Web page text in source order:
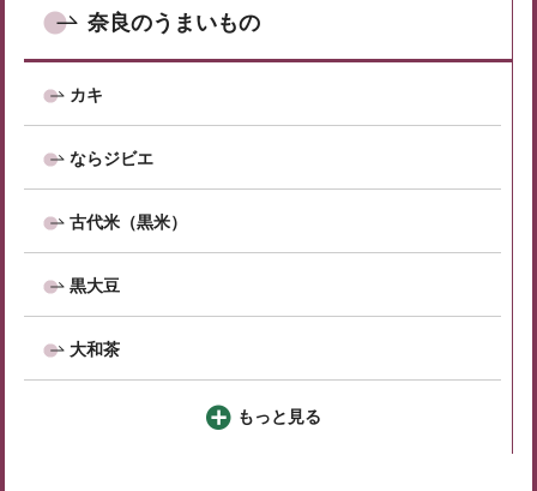
奈良のうまいもの
カキ
ならジビエ
古代米（黒米）
黒大豆
大和茶
もっと見る